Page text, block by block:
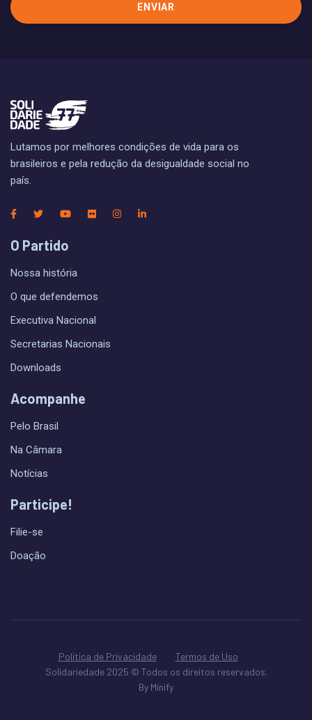
Lutamos por melhores condições de vida para os
brasileiros e pela redução da desigualdade social no
país.
O Partido
Nossa história
O que defendemos
Executiva Nacional
Secretarias Nacionais
Downloads
Acompanhe
Pelo Brasil
Na Câmara
Notícias
Participe!
Filie-se
Doação
Política de Privacidade
Termos de Uso
Solidariedade 2025 © Todos os direitos reservados.
By Minify